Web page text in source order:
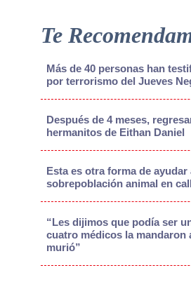
Te
Más de 40 personas han
por terrorismo del Jueves
Después de 4 meses,
hermanitos de Eithan Daniel
Esta es otra forma de
sobrepoblación animal en
“Les dijimos que podía ser
cuatro médicos la mandaron
murió”